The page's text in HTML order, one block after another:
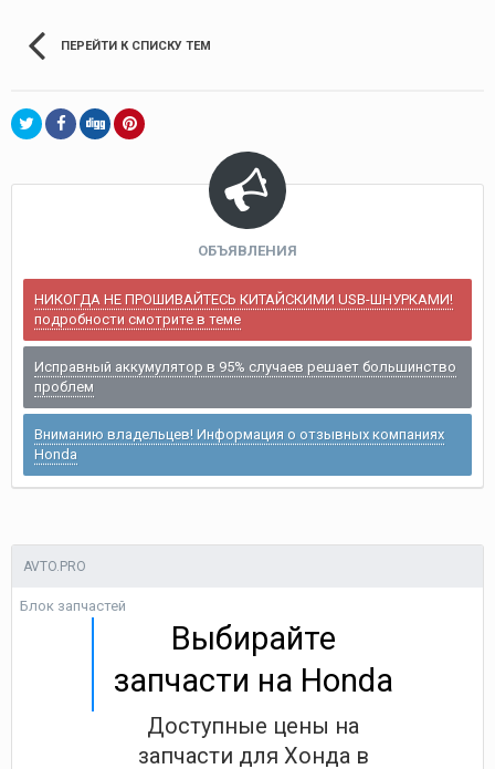
ПЕРЕЙТИ К СПИСКУ ТЕМ
ОБЪЯВЛЕНИЯ
НИКОГДА НЕ ПРОШИВАЙТЕСЬ КИТАЙСКИМИ USB-ШНУРКАМИ!
подробности смотрите в теме
Исправный аккумулятор в 95% случаев решает большинство
проблем
Вниманию владельцев! Информация о отзывных компаниях
Honda
AVTO.PRO
Блок запчастей
Выбирайте
запчасти на Honda
Доступные цены на
запчасти для Хонда в